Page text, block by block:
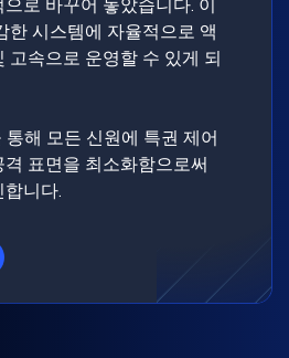
로 바꾸어 놓았습니다. 이
한 시스템에 자율적으로 액
고속으로 운영할 수 있게 되
통해 모든 신원에 특권 제어
표면을 최소화함으로써
니다.